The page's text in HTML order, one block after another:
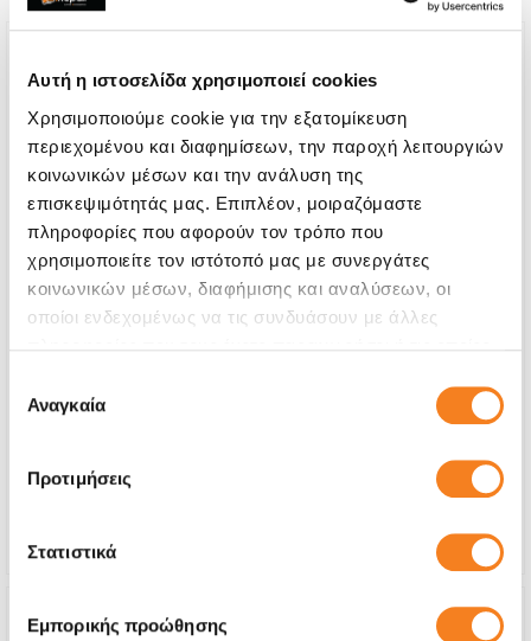
Αυτή η ιστοσελίδα χρησιμοποιεί cookies
Χρησιμοποιούμε cookie για την εξατομίκευση
περιεχομένου και διαφημίσεων, την παροχή λειτουργιών
κοινωνικών μέσων και την ανάλυση της
επισκεψιμότητάς μας. Επιπλέον, μοιραζόμαστε
πληροφορίες που αφορούν τον τρόπο που
χρησιμοποιείτε τον ιστότοπό μας με συνεργάτες
κοινωνικών μέσων, διαφήμισης και αναλύσεων, οι
οποίοι ενδεχομένως να τις συνδυάσουν με άλλες
των υπηρεσιών τους.
συγκατάθεσης
Αναγκαία
Προτιμήσεις
Στατιστικά
Εμπορικής προώθησης
Call
Χρόνος
1-2 ώρες
12 μήνες